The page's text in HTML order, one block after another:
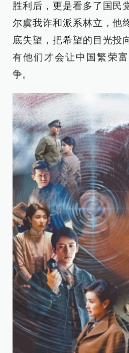
胜利后，更是看多了国民
尔虞我诈和派系林立，他
底失望，把希望的目光投
有他们才会让中国繁荣
争。